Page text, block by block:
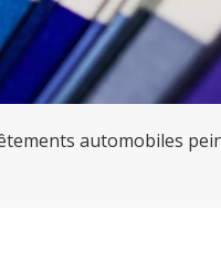
automobiles